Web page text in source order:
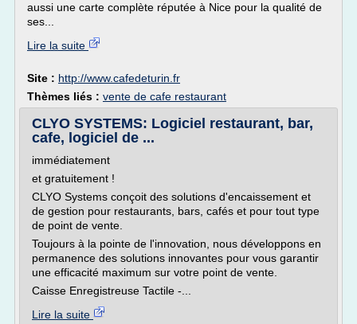
aussi une carte complète réputée à Nice pour la qualité de
ses...
Lire la suite
Site : http://www.cafedeturin.fr
Thèmes liés : vente de cafe restaurant
CLYO SYSTEMS: Logiciel restaurant, bar,
cafe, logiciel de ...
immédiatement
et gratuitement !
CLYO Systems conçoit des solutions d'encaissement et
de gestion pour restaurants, bars, cafés et pour tout type
de point de vente.
Toujours à la pointe de l'innovation, nous développons en
permanence des solutions innovantes pour vous garantir
une efficacité maximum sur votre point de vente.
Caisse Enregistreuse Tactile -...
Lire la suite